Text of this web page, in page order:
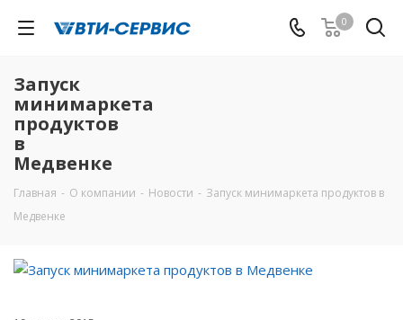
0
Запуск
минимаркета
продуктов
в
Медвенке
Главная - О компании - Новости - Запуск минимаркета продуктов в
Медвенке